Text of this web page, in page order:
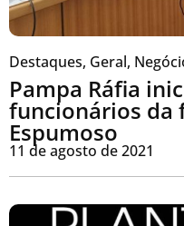
Destaques, Geral,
Pampa Ráfia
funcionários da
Espumoso
11 de agosto de 2021